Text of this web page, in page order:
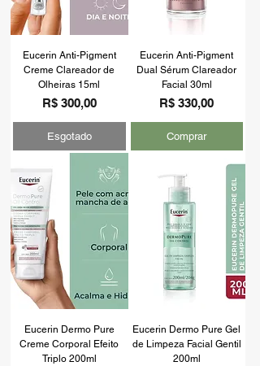
Eucerin Anti-Pigment
Creme Clareador de
Olheiras 15ml
Preço
R$ 300,00
Esgotado
Eucerin Anti-Pigment
Dual Sérum Clareador
Facial 30ml
Preço
R$ 330,00
Comprar
Eucerin Dermo Pure
Creme Corporal Efeito
Triplo 200ml
Eucerin Dermo Pure Gel
de Limpeza Facial Gentil
200ml